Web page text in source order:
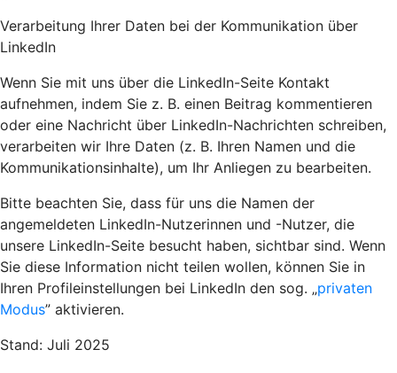
Verarbeitung Ihrer Daten bei der Kommunikation über
LinkedIn
Wenn Sie mit uns über die LinkedIn-Seite Kontakt
aufnehmen, indem Sie z. B. einen Beitrag kommentieren
oder eine Nachricht über LinkedIn-Nachrichten schreiben,
verarbeiten wir Ihre Daten (z. B. Ihren Namen und die
Kommunikationsinhalte), um Ihr Anliegen zu bearbeiten.
Bitte beachten Sie, dass für uns die Namen der
angemeldeten LinkedIn-Nutzerinnen und -Nutzer, die
unsere LinkedIn-Seite besucht haben, sichtbar sind. Wenn
Sie diese Information nicht teilen wollen, können Sie in
Ihren Profileinstellungen bei LinkedIn den sog. „privaten
Modus” aktivieren.
Stand: Juli 2025